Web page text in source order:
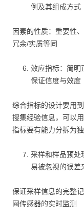
例及其组成方式
因素的性质：重要性
冗余/实质等同
效应指标：简明
保证信度与效度
综合指标的设计要用
搜集经验信息，可以
指标要有能力分拆为
采样和样品预处
易被忽视的误差
保证采样信息的完整
网传感器的实时监测